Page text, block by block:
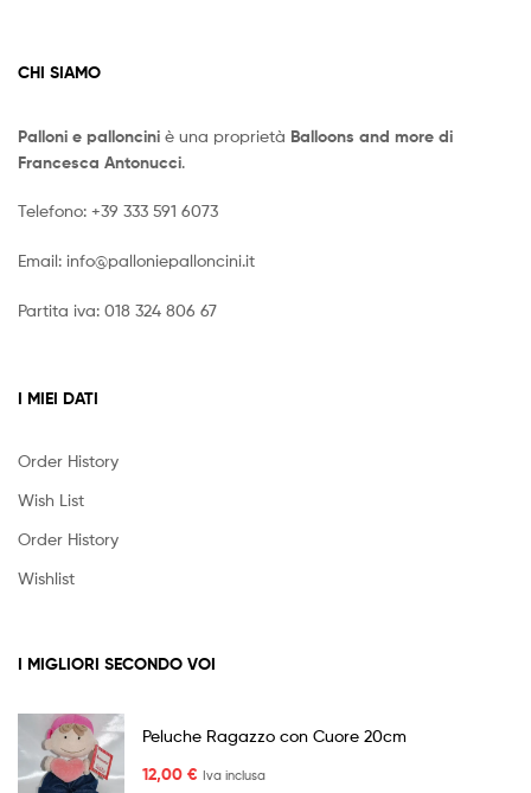
CHI SIAMO
Palloni e palloncini è una proprietà Balloons and more di
Francesca Antonucci.
Telefono: +39 333 591 6073
Email: info@palloniepalloncini.it
Partita iva: 018 324 806 67
I MIEI DATI
Order History
Wish List
Order History
Wishlist
I MIGLIORI SECONDO VOI
Peluche Ragazzo con Cuore 20cm
12,00 € Iva inclusa